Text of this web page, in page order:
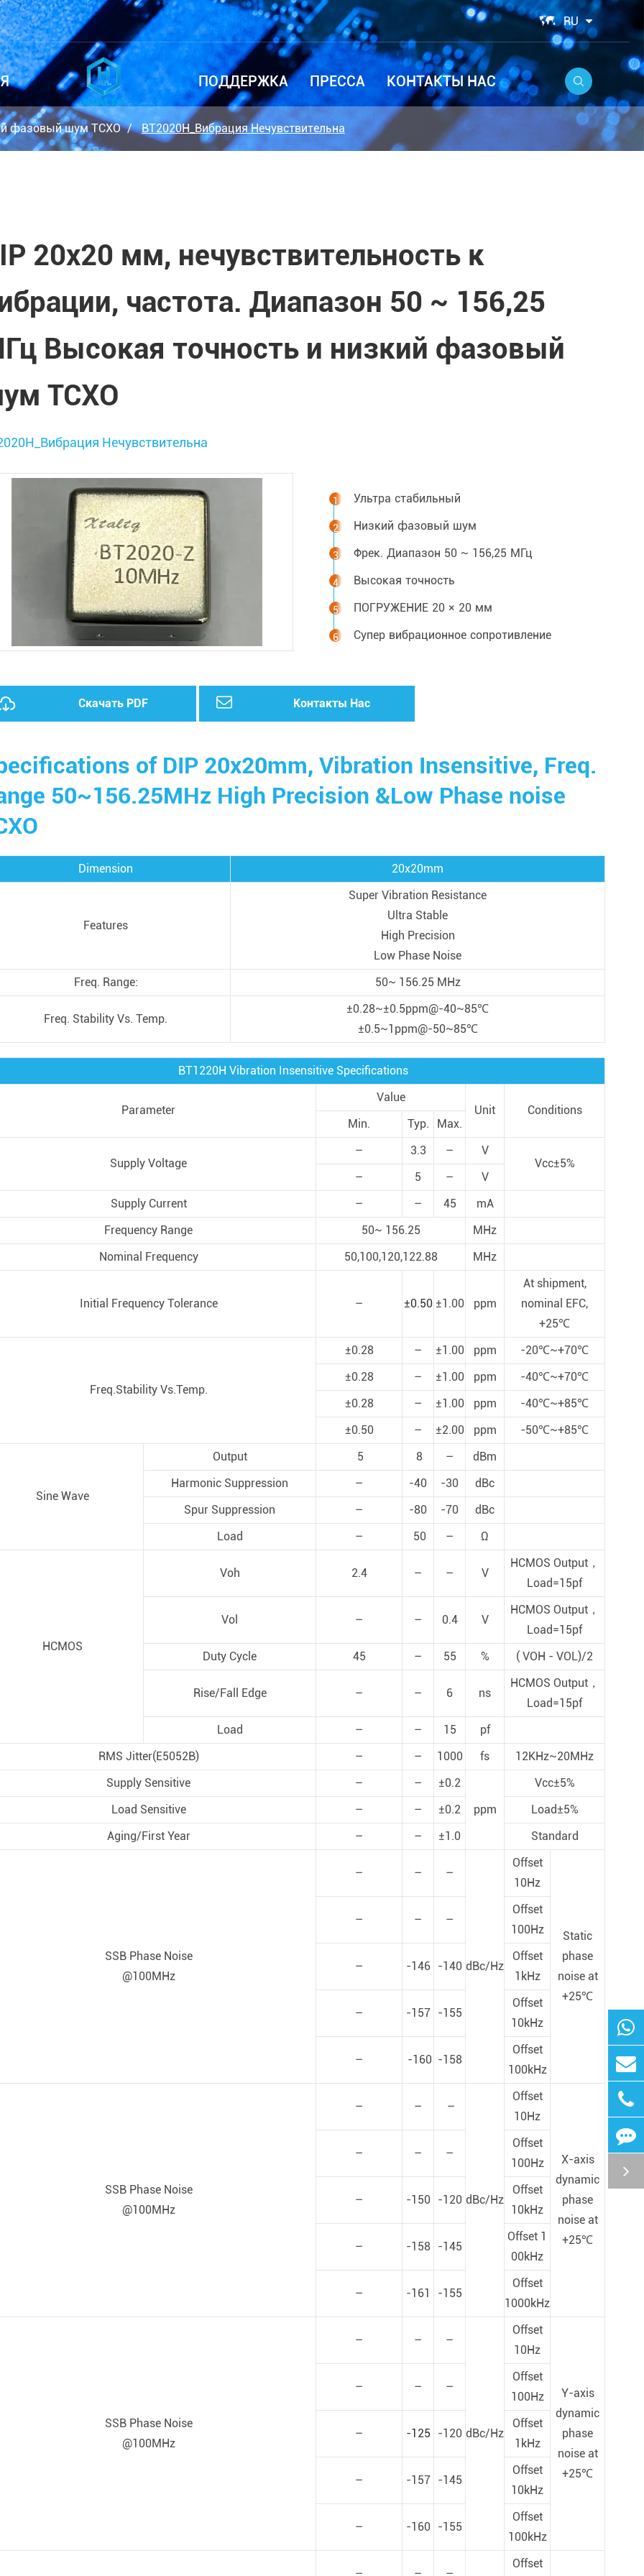
 RU
ПОДДЕРЖКА ПРЕССА КОНТАКТЫ НАС 
фазовый шум TCXO BT2020H_Вибрация Нечувствительна
20x20 мм, нечувствительность к
частота. Диапазон 50 ~ 156,25
Высокая точность и низкий фазовый
TCXO
Нечувствительна
Ультра стабильный
Низкий фазовый шум
Фрек. Диапазон 50 ~ 156,25 МГц
Высокая точность
ПОГРУЖЕНИЕ 20 × 20 мм
Супер вибрационное сопротивление
Скачать PDF Контакты Нас
of DIP 20x20mm, Vibration Insensitive, Freq.
50~156.25MHz High Precision &Low Phase noise
Dimension 20x20mm
Features
Super Vibration Resistance
Ultra Stable
High Precision
Low Phase Noise
Freq. Range:
50~ 156.25 MHz
Freq. Stability Vs. Temp.
±0.28~±0.5ppm@-40~85℃
±0.5~1ppm@-50~85℃
BT1220H Vibration Insensitive Specifications
Parameter
Value
Unit
Conditions
Min.
Typ. Max.
Supply Voltage
– 3.3 –
V
Vcc±5%
–
5 –
V
Supply Current
– – 45
mA
Frequency Range
50~ 156.25
MHz
Nominal Frequency
50,100,120,122.88 MHz
Initial Frequency Tolerance – ±0.50 ±1.00 ppm
At shipment,
nominal EFC,
+25℃
Freq.Stability Vs.Temp.
±0.28 – ±1.00 ppm
-20℃~+70℃
±0.28
– ±1.00 ppm
-40℃~+70℃
±0.28
– ±1.00 ppm
-40℃~+85℃
±0.50
– ±2.00 ppm -50℃~+85℃
Sine Wave
Output 5 8 –
dBm
Harmonic Suppression
– -40 -30
dBc
Spur Suppression
– -80 -70
dBc
Load
– 50 – Ω
HCMOS
Voh 2.4 – – V
HCMOS Output，
Load=15pf
Vol – – 0.4 V
HCMOS Output，
Load=15pf
Duty Cycle
45 – 55 % ( VOH - VOL)/2
Rise/Fall Edge – – 6 ns
HCMOS Output，
Load=15pf
Load
– – 15
pf
RMS Jitter(E5052B)
– – 1000 fs
12KHz~20MHz
Supply Sensitive
– –
±0.2
ppm
Vcc±5%
Load Sensitive
– – ±0.2
Load±5%
Aging/First Year
– – ±1.0 Standard
SSB Phase Noise
@100MHz
– – –
dBc/Hz
Offset
10Hz
Static
phase
noise at
+25℃
– – –
Offset
100Hz
– -146 -140
Offset
1kHz
– -157 -155
Offset
10kHz
– -160 -158
Offset
100kHz
SSB Phase Noise
@100MHz
– – –
dBc/Hz
Offset
10Hz
X-axis
dynamic
phase
noise at
+25℃
– – –
Offset
100Hz
– -150 -120
Offset
10kHz
– -158 -145
Offset 1
00kHz
– -161 -155
Offset
1000kHz
SSB Phase Noise
@100MHz
– – –
dBc/Hz
Offset
10Hz
Y-axis
dynamic
phase
noise at
+25℃
– – –
Offset
100Hz
– -125 -120
Offset
1kHz
– -157 -145
Offset
10kHz
– -160 -155
Offset
100kHz
Offset